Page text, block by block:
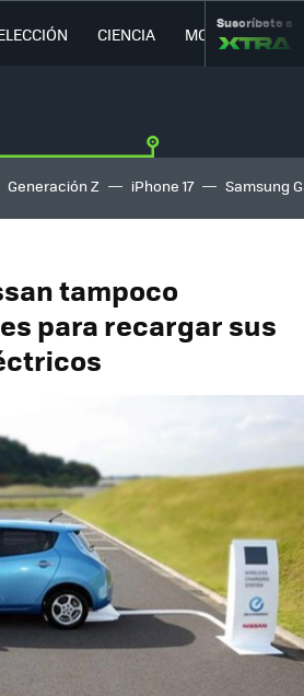
CIENCIA MOVILIDAD
Suscríbete a
Generación Z iPhone 17 Samsung
tampoco
para recargar sus